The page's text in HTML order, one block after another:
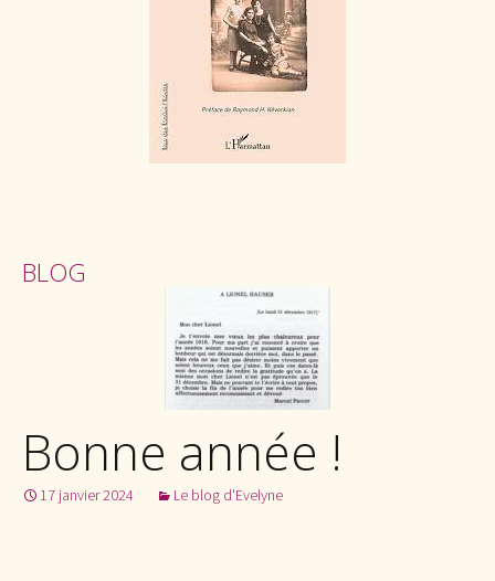
BLOG
Bonne année !
17 janvier 2024 Le blog d'Evelyne